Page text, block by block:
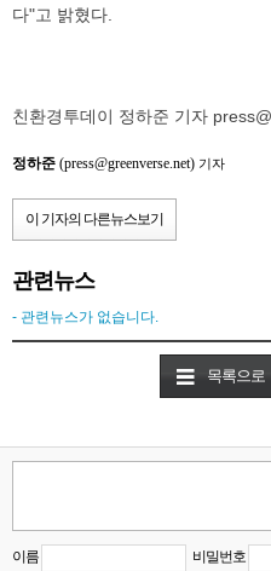
다"고 밝혔다.
친환경투데이 정하준 기자
정하준 (press@greenverse.net) 기자
이 기자의 다른뉴스보기
관련뉴스
- 관련뉴스가 없습니다.
목록으로
이름 비밀번호